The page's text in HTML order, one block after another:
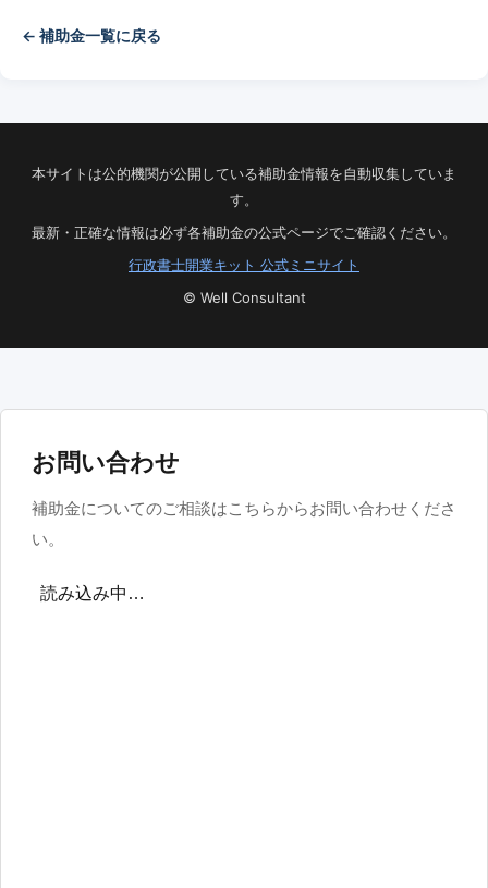
← 補助金一覧に戻る
本サイトは公的機関が公開している補助金情報を自動収集していま
す。
最新・正確な情報は必ず各補助金の公式ページでご確認ください。
行政書士開業キット 公式ミニサイト
© Well Consultant
お問い合わせ
補助金についてのご相談はこちらからお問い合わせくださ
い。